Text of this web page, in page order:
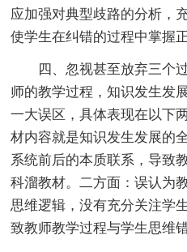
应加强对典型歧路的分析，
使学生在纠错的过程中掌握
四、忽视甚至放弃三个过
师的教学过程，知识发生发
一大误区，具体表现在以下
材内容就是知识发生发展的
系统前后的本质联系，导致
科溜教材。二方面：误认为
思维逻辑，没有充分关注学
致教师教学过程与学生思维